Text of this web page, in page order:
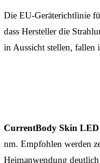
Die EU-Geräterichtlinie
dass Hersteller die
in Aussicht stellen,
CurrentBody Skin
nm. Empfohlen werden
Heimanwendung